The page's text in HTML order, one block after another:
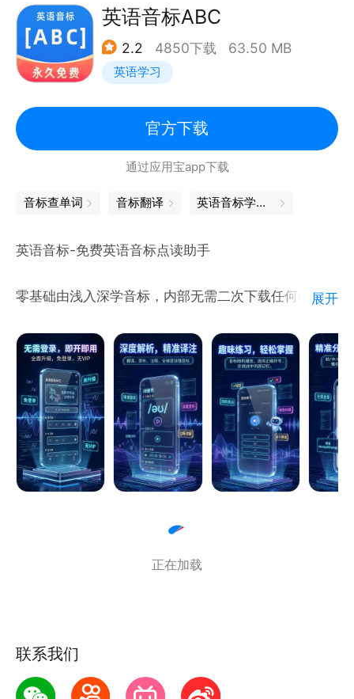
——听力训练
收录外研社、考试真题等10万+权威听力资源，英美发
新增英语每日一句，每天一个句子，名师真人发音地道
讲解，提供一对一纠音服务。
很感谢您的使用，如有相关反馈建议，请随时联系我
每日更新地道英语对话，带动口语、单词、语法、听
力、阅读等能力的全面提升。
简单方便的翻译查词服务，家长可用来教孩子学英语，
英文发音练习，跟外国人沟通聊天，出国旅游翻译。
译，翻译灵敏堪比同声传译。
无论您是想提高英语口语、丢掉字幕看英剧美剧、出国
旅游飙英文，还是想在KTV里HOLD住全场唱纯正英文
歌曲，用中英互译，我们一起学英语！让我们的英语流
英语音标ABC
2.2 4850下载 63.50 MB
英语学习
官方下载
通过应用宝app下载
音标查单词 音标翻译 英语音标学习软件
英语音标-免费英语音标点读助手
零基础由浅入深学音标，内部无需二次下载任何内容，
功能包括：
• 基本英语音标点读功能
• 英语音标视频教程
• 英语音标相似单词发音，帮助大家更好的记忆
• 文字版英语音标教学
展开
正在加载
联系我们